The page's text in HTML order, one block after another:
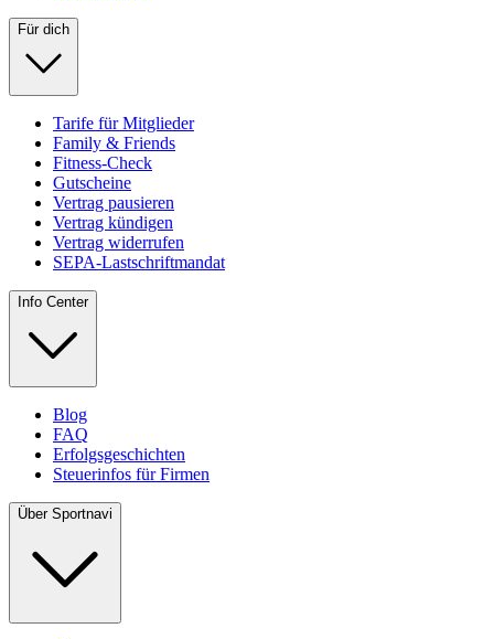
Für dich
Tarife für Mitglieder
Family & Friends
Fitness-Check
Gutscheine
Vertrag pausieren
Vertrag kündigen
Vertrag widerrufen
SEPA-Lastschriftmandat
Info Center
Blog
FAQ
Erfolgsgeschichten
Steuerinfos für Firmen
Über Sportnavi